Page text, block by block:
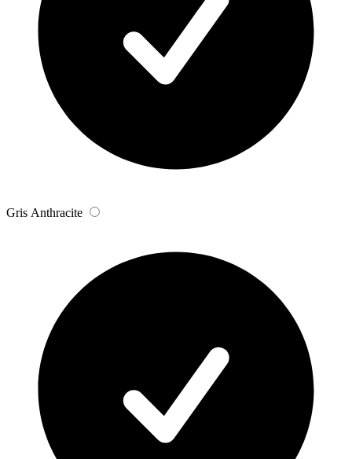
Gris Anthracite